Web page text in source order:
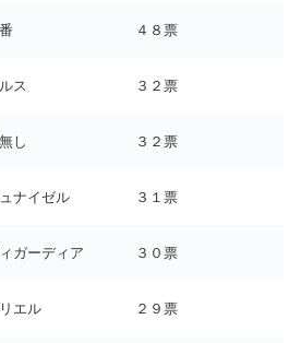
４８票
ス ３２票
し ３２票
ナイゼル ３１票
ガーディア ３０票
エル ２９票